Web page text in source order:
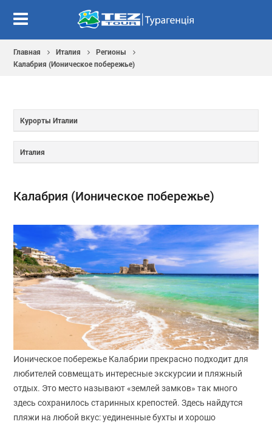
Главная Италия
Регионы
Калабрия (Ионическое побережье)
Курорты Италии
Италия
Калабрия (Ионическое побережье)
Ионическое побережье Калабрии прекрасно подходит для
любителей совмещать интересные экскурсии и пляжный
отдых. Это место называют «землей замков» так много
здесь сохранилось старинных крепостей. Здесь найдутся
пляжи на любой вкус: уединенные бухты и хорошо